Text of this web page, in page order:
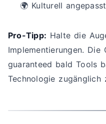
🌍 Kulturell
Pro-Tipp: Halte die
Implementierungen. Die
guaranteed bald Tools
Technologie zugänglich